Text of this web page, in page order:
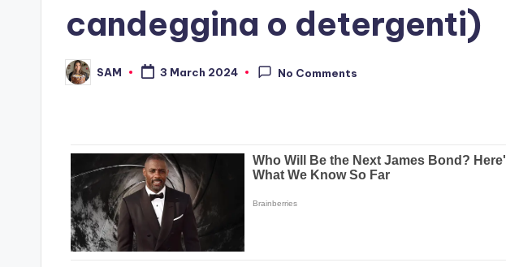
candeggina o detergenti)
Posted
by
SAM 3 March 2024 No Comments